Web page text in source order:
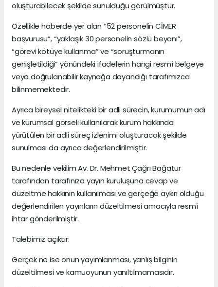
oluşturabilecek şekilde sunulduğu görülmüştür.
Özellikle haberde yer alan “52 personelin CİMER
başvurusu”, “yaklaşık 30 personelin sözlü beyanı”,
“görevi kötüye kullanma” ve “soruşturmanın
genişletildiği” yönündeki ifadelerin hangi resmî belgeye
veya doğrulanabilir kaynağa dayandığı tarafımızca
bilinmemektedir.
Ayrıca bireysel nitelikteki bir adli sürecin, kurumumun adı
ve kurumsal görseli kullanılarak kurum hakkında
yürütülen bir adli süreç izlenimi oluşturacak şekilde
sunulması da ayrıca değerlendirilmiştir.
Bu nedenle vekilim Av. Dr. Mehmet Çağrı Bağatur
tarafından tarafınıza yayın kuruluşuna cevap ve
düzeltme hakkının kullanılması ve gerçeğe aykırı olduğu
değerlendirilen yayınların düzeltilmesi amacıyla resmî
ihtar gönderilmiştir.
Talebimiz açıktır:
Gerçek ne ise onun yayımlanması, yanlış bilginin
düzeltilmesi ve kamuoyunun yanıltılmamasıdır.